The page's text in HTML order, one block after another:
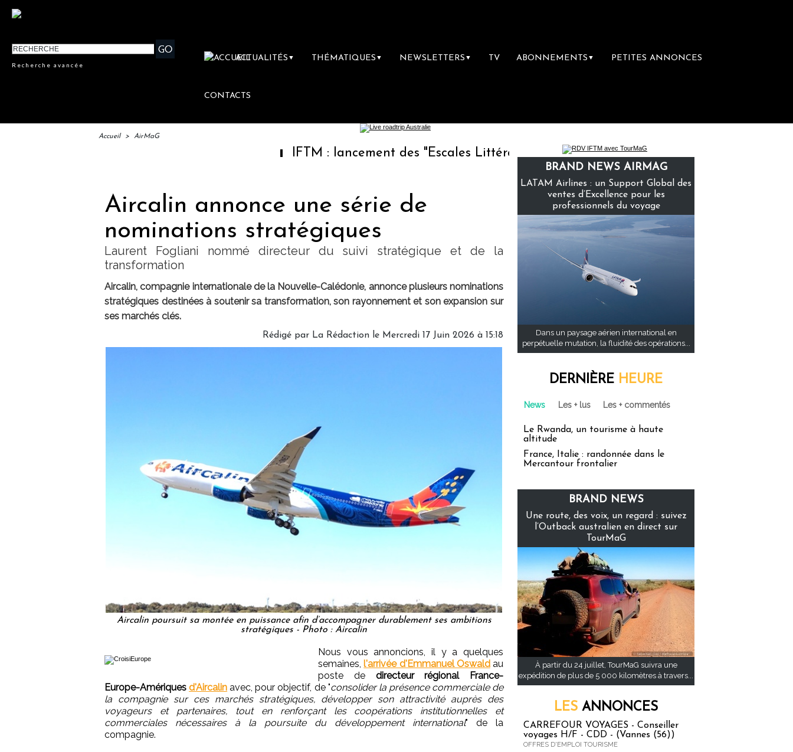
Recherche avancée
ACTUALITÉS ▼ THÉMATIQUES ▼ NEWSLETTERS ▼ TV ABONNEMENTS ▼ PETITES ANNONCES
CONTACTS
Accueil > AirMaG
IFTM : lancement des "Escales Littéraires", la première librairie du voyage
Aircalin annonce une série de
nominations stratégiques
Laurent Fogliani nommé directeur du suivi stratégique et de la
transformation
Aircalin, compagnie internationale de la Nouvelle-Calédonie, annonce plusieurs nominations
stratégiques destinées à soutenir sa transformation, son rayonnement et son expansion sur
ses marchés clés.
Rédigé par La Rédaction le Mercredi 17 Juin 2026 à 15:18
Aircalin poursuit sa montée en puissance afin d’accompagner durablement ses ambitions
stratégiques - Photo : Aircalin
Nous vous annoncions, il y a quelques
semaines,l'arrivée d'Emmanuel Oswaldau
poste de directeur régional France-
Europe-Amériques d'Aircalin avec, pour objectif, de "consolider la présence commerciale de
la compagnie sur ces marchés stratégiques, développer son attractivité auprès des
voyageurs et partenaires, tout en renforçant les coopérations institutionnelles et
commerciales nécessaires à la poursuite du développement international" de la
compagnie.
BRAND NEWS AIRMAG
LATAM Airlines : un Support Global des
ventes d’Excellence pour les
professionnels du voyage
Dans un paysage aérien international en
perpétuelle mutation, la fluidité des opérations...
DERNIÈRE HEURE
News Les + lus Les + commentés
Le Rwanda, un tourisme à haute
altitude
France, Italie : randonnée dans le
Mercantour frontalier
BRAND NEWS
Une route, des voix, un regard : suivez
l’Outback australien en direct sur
TourMaG
À partir du 24 juillet, TourMaG suivra une
expédition de plus de 5 000 kilomètres à travers...
LES ANNONCES
CARREFOUR VOYAGES - Conseiller
voyages H/F - CDD - (Vannes (56))
OFFRES D'EMPLOI TOURISME